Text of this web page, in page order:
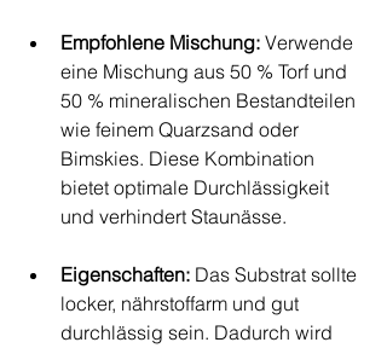
Empfohlene Mischung: Verwende
eine Mischung aus 50 % Torf und
50 % mineralischen Bestandteilen
wie feinem Quarzsand oder
Bimskies. Diese Kombination
bietet optimale Durchlässigkeit
und verhindert Staunässe.
Eigenschaften: Das Substrat sollte
locker, nährstoffarm und gut
durchlässig sein. Dadurch wird